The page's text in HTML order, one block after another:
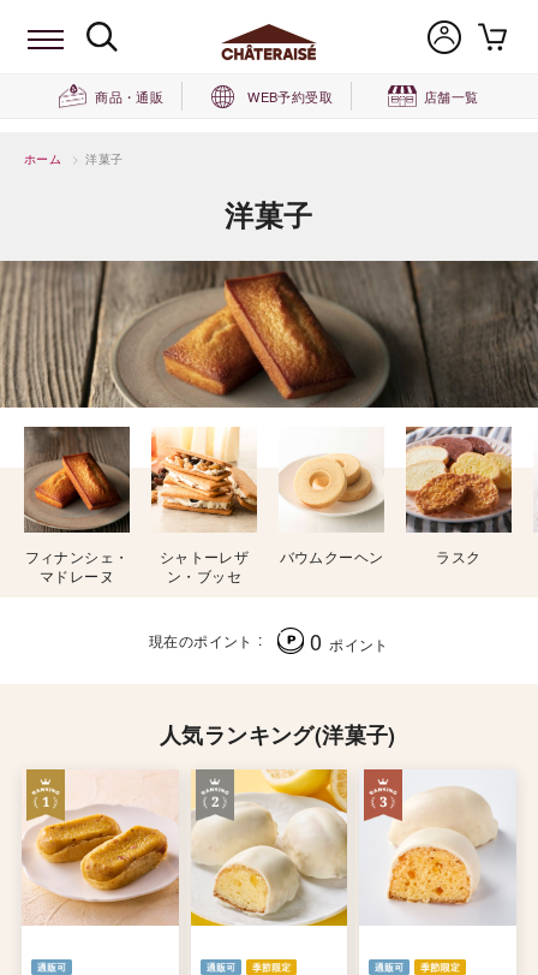
商品・通販 WEB予約受取 店舗一覧
ホーム > 洋菓子
洋菓子
フィナンシェ・
マドレーヌ
シャトーレザ
ン・ブッセ
バウムクーヘン ラスク
現在のポイント 0 ポイント
人気ランキング(洋菓子)